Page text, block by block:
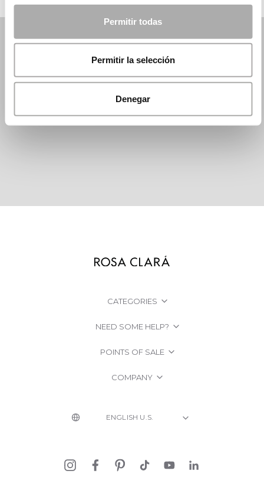
Permitir todas
Permitir la selección
Denegar
CATEGORIES
NEED SOME HELP?
POINTS OF SALE
COMPANY